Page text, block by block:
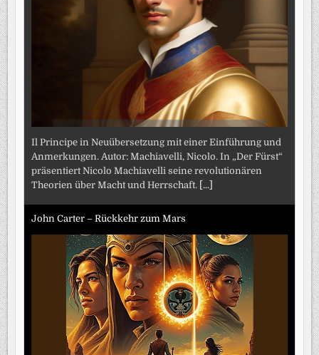
Il Principe in Neuübersetzung mit einer Einführung und
Anmerkungen. Autor: Machiavelli, Nicolo. In „Der Fürst“
präsentiert Nicolo Machiavelli seine revolutionären
Theorien über Macht und Herrschaft. [...]
John Carter – Rückkehr zum Mars